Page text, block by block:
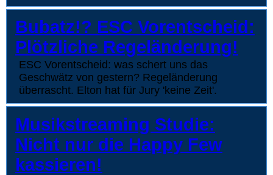
Bubatz!? ESC Vorentscheid:
Plötzliche Regeländerung!
ESC Vorentscheid: was schert uns das
Geschwätz von gestern? Regeländerung
überrascht. Elton hat für Jury 'keine Zeit'.
Musikstreaming Studie:
Nicht nur die Happy Few
kassieren!